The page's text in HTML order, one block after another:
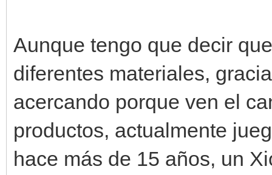
Aunque tengo que decir
diferentes materiales,
acercando porque ven el
productos, actualmente
hace más de 15 años, un